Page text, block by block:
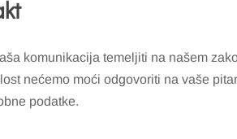
komunikacija temeljiti na našem
nećemo moći odgovoriti na vaše
podatke.